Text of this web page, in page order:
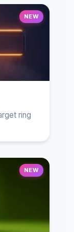
NEW
ring
NEW